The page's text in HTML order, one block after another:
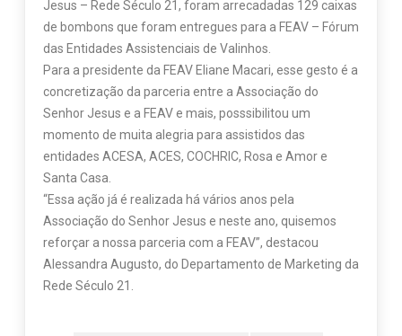
Jesus – Rede Século 21, foram arrecadadas 129 caixas
de bombons que foram entregues para a FEAV – Fórum
das Entidades Assistenciais de Valinhos.
Para a presidente da FEAV Eliane Macari, esse gesto é a
concretização da parceria entre a Associação do
Senhor Jesus e a FEAV e mais, posssibilitou um
momento de muita alegria para assistidos das
entidades ACESA, ACES, COCHRIC, Rosa e Amor e
Santa Casa.
“Essa ação já é realizada há vários anos pela
Associação do Senhor Jesus e neste ano, quisemos
reforçar a nossa parceria com a FEAV”, destacou
Alessandra Augusto, do Departamento de Marketing da
Rede Século 21.